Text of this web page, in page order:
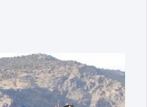
للهيئة إلى جانب الهيئة
المنصة، التي تم إطلاقها في
التحديث والتحول